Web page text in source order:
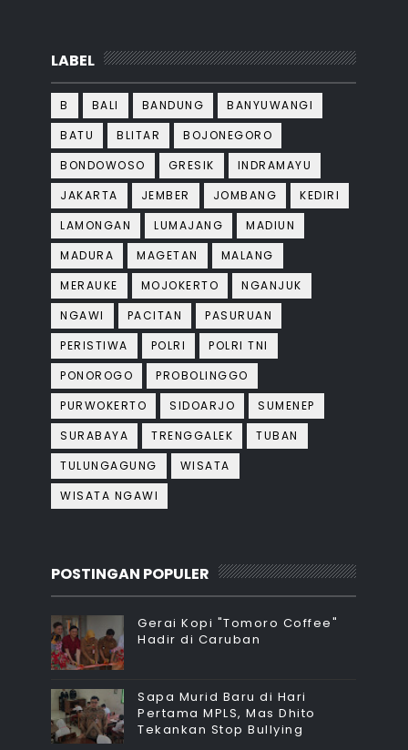
LABEL
B BALI BANDUNG
BANYUWANGI
BATU
BLITAR
BOJONEGORO
BONDOWOSO
GRESIK
INDRAMAYU
JAKARTA
JEMBER JOMBANG
KEDIRI
LAMONGAN
LUMAJANG
MADIUN
MADURA
MAGETAN
MALANG
MERAUKE
MOJOKERTO
NGANJUK
NGAWI
PACITAN
PASURUAN
PERISTIWA
POLRI
POLRI TNI
PONOROGO
PROBOLINGGO
PURWOKERTO
SIDOARJO
SUMENEP
SURABAYA
TRENGGALEK
TUBAN
TULUNGAGUNG
WISATA
WISATA NGAWI
POSTINGAN POPULER
Gerai Kopi "Tomoro Coffee"
Hadir di Caruban
Sapa Murid Baru di Hari
Pertama MPLS, Mas Dhito
Tekankan Stop Bullying